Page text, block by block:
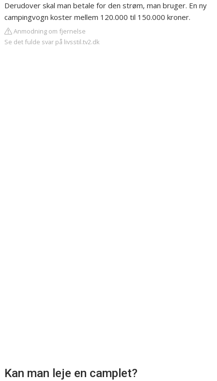
Derudover skal man betale for den strøm, man bruger. En ny
campingvogn koster mellem 120.000 til 150.000 kroner.
Anmodning om fjernelse
Se det fulde svar på livsstil.tv2.dk
Kan man leje en camplet?